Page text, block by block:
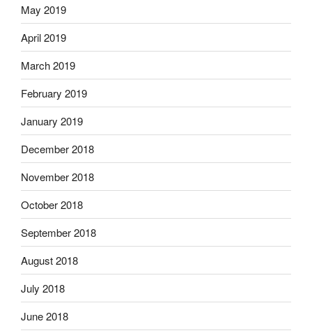
May 2019
April 2019
March 2019
February 2019
January 2019
December 2018
November 2018
October 2018
September 2018
August 2018
July 2018
June 2018